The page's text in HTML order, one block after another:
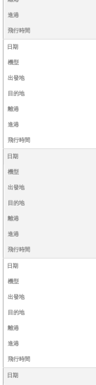
進港
飛行時間
日期
機型
出發地
目的地
離港
進港
飛行時間
日期
機型
出發地
目的地
離港
進港
飛行時間
日期
機型
出發地
目的地
離港
進港
飛行時間
日期